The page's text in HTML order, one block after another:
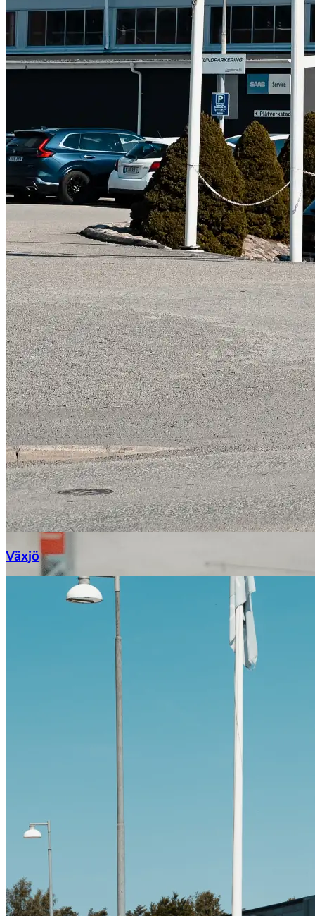
Växjö